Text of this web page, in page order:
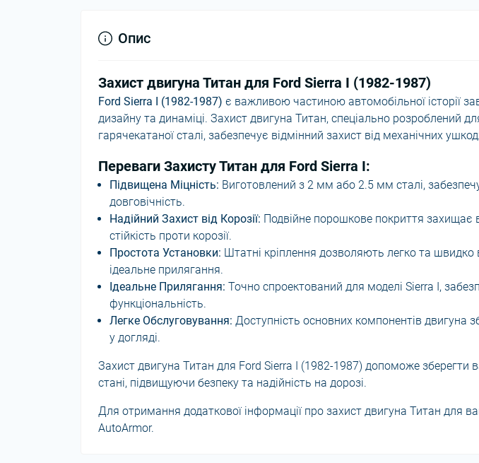
Опис
Захист двигуна Титан для Ford Sierra I (1982-1987)
Ford Sierra I (1982-1987) є важливою частиною автомобільної історії
дизайну та динаміці. Захист двигуна Титан, спеціально розроблений
гарячекатаної сталі, забезпечує відмінний захист від механічних
Переваги Захисту Титан для Ford Sierra I:
Підвищена Міцність: Виготовлений з 2 мм або 2.5 мм сталі,
довговічність.
Надійний Захист від Корозії: Подвійне порошкове покриття захищає
стійкість проти корозії.
Простота Установки: Штатні кріплення дозволяють легко та
ідеальне прилягання.
Ідеальне Прилягання: Точно спроектований для моделі Sierra I,
функціональність.
Легке Обслуговування: Доступність основних компонентів двигуна
у догляді.
Захист двигуна Титан для Ford Sierra I (1982-1987) допоможе
стані, підвищуючи безпеку та надійність на дорозі.
Для отримання додаткової інформації про захист двигуна Титан для
AutoArmor.